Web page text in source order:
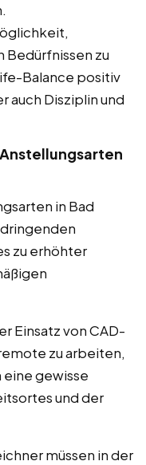
zu
Balance positiv
auch Disziplin und
in Bad
zu erhöhter
Einsatz von CAD-
zu arbeiten,
eine gewisse
und der
müssen in der